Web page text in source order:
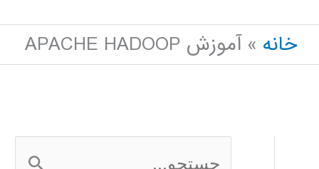
خانه
آموزش APACHE HADOOP